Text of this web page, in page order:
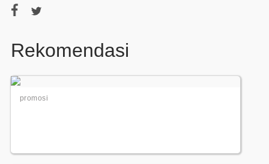
Rekomendasi
promosi